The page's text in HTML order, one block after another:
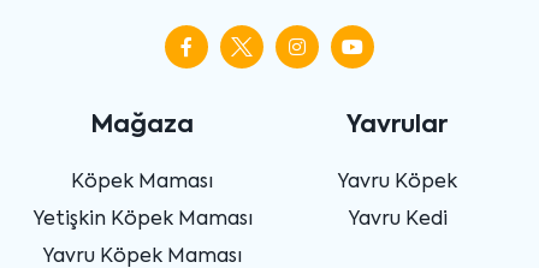
Mağaza
Köpek Maması
Yetişkin Köpek Maması
Yavru Köpek Maması
Yavrular
Yavru Köpek
Yavru Kedi